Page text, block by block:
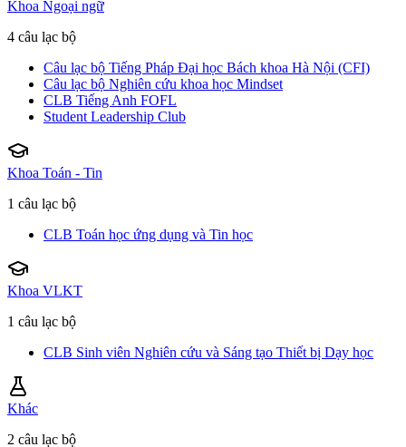
Khoa Ngoại ngữ
4 câu lạc bộ
Câu lạc bộ Tiếng Pháp Đại học Bách khoa Hà Nội (CFI)
Câu lạc bộ Nghiên cứu khoa học Mindset
CLB Tiếng Anh FOFL
Student Leadership Club
Khoa Toán - Tin
1 câu lạc bộ
CLB Toán học ứng dụng và Tin học
Khoa VLKT
1 câu lạc bộ
CLB Sinh viên Nghiên cứu và Sáng tạo Thiết bị Dạy học
Khác
2 câu lạc bộ